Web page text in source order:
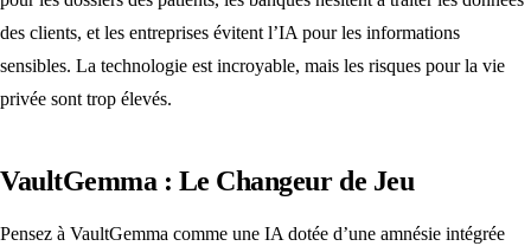
des clients, et les entreprises évitent l’IA pour les informations
sensibles. La technologie est incroyable, mais les risques pour la vie
privée sont trop élevés.
VaultGemma : Le Changeur de Jeu
Pensez à VaultGemma comme une IA dotée d’une amnésie intégrée